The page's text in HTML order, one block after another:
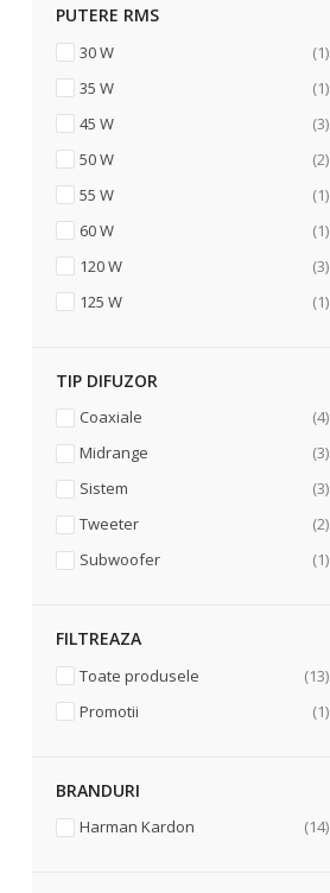
PUTERE RMS
30 W 1
35 W
1
45 W
3
50 W
2
55 W
1
60 W
1
120 W
3
125 W
1
TIP DIFUZOR
Coaxiale 4
Midrange
3
Sistem
3
Tweeter
2
Subwoofer
1
FILTREAZA
Toate produsele 13
Promotii
1
BRANDURI
Harman Kardon 14